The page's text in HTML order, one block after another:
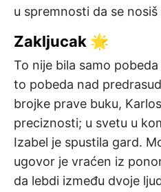
u spremnosti da se
Zakljucak 🌟
To nije bila samo
to pobeda nad
brojke prave buku,
preciznosti; u svetu u
Izabel je spustila gard.
ugovor je vraćen iz
da lebdi između dvoje